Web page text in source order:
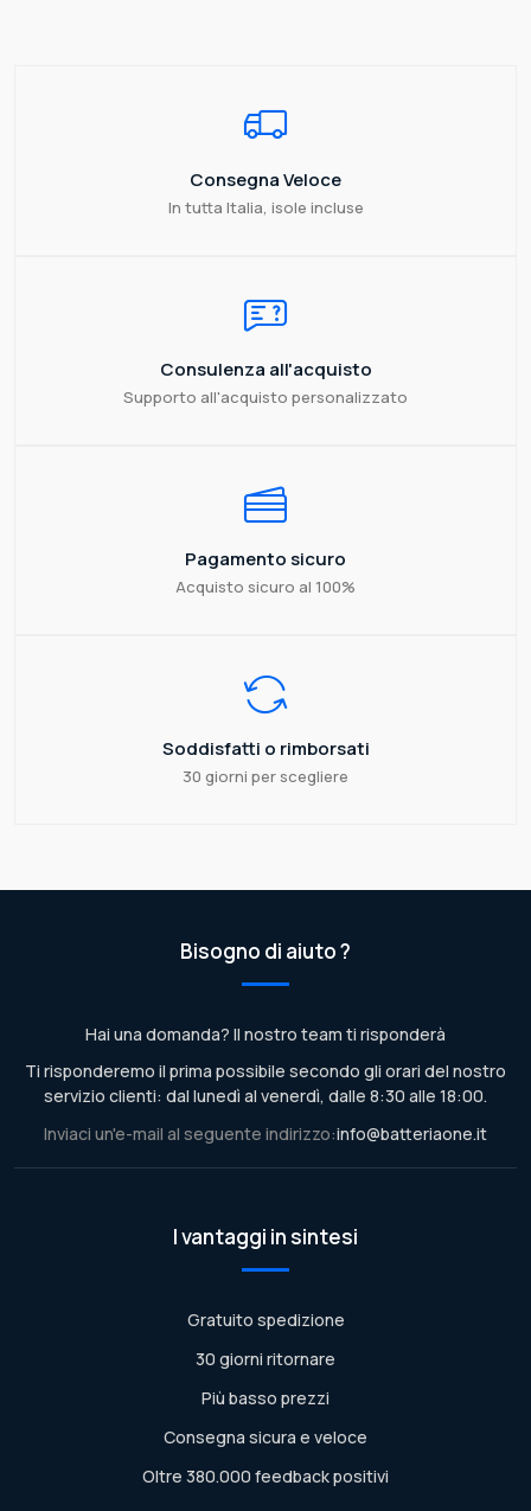
Consegna Veloce
In tutta Italia, isole incluse
Consulenza all'acquisto
Supporto all'acquisto personalizzato
Pagamento sicuro
Acquisto sicuro al 100%
Soddisfatti o rimborsati
30 giorni per scegliere
Bisogno di aiuto ?
Hai una domanda? Il nostro team ti risponderà
Ti risponderemo il prima possibile secondo gli orari del nostro
servizio clienti: dal lunedì al venerdì, dalle 8:30 alle 18:00.
Inviaci un'e-mail al seguente indirizzo:info@batteriaone.it
I vantaggi in sintesi
Gratuito spedizione
30 giorni ritornare
Più basso prezzi
Consegna sicura e veloce
Oltre 380.000 feedback positivi